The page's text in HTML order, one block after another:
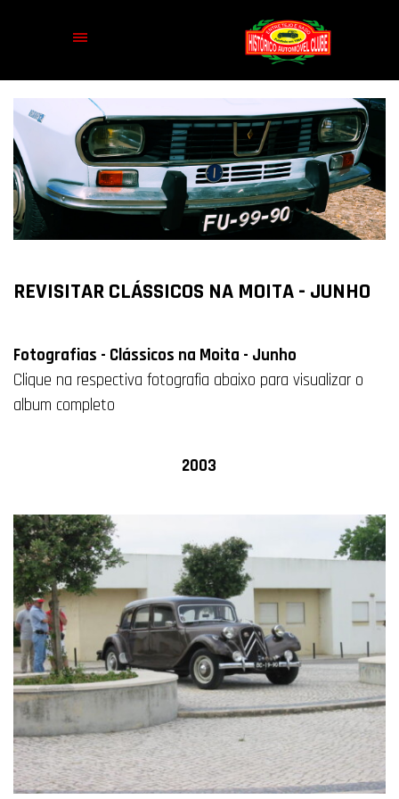
REVISITAR CLÁSSICOS NA MOITA - JUNHO
Fotografias - Clássicos na Moita - Junho
Clique na respectiva fotografia abaixo para visualizar o
album completo
2003